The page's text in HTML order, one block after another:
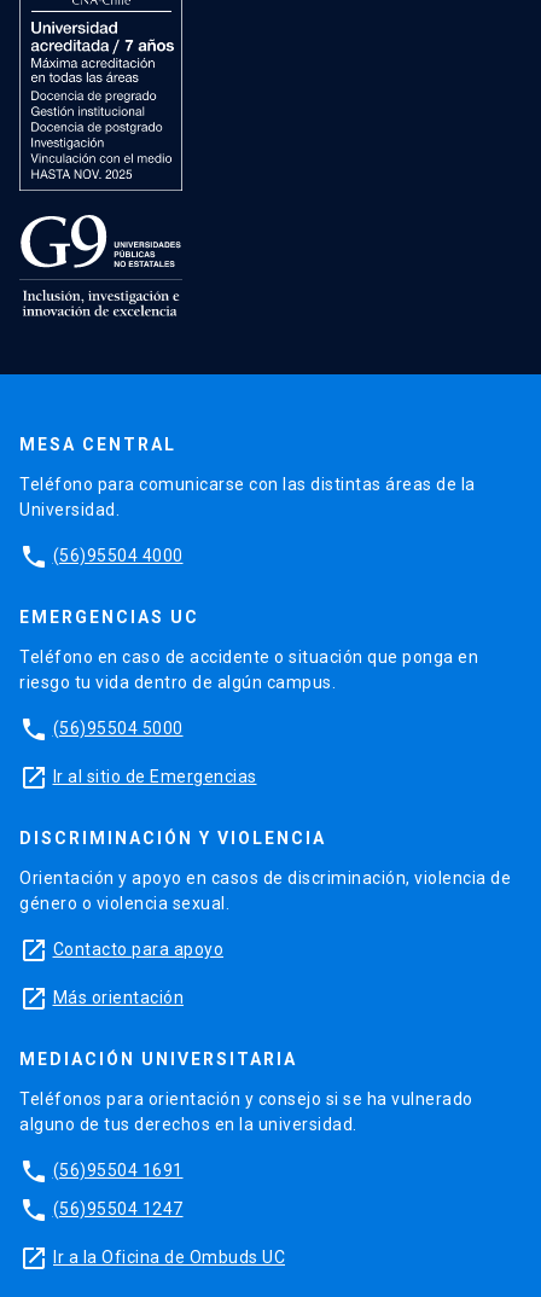
MESA CENTRAL
Teléfono para comunicarse con las distintas áreas de la
Universidad.
phone (56)95504 4000
EMERGENCIAS UC
Teléfono en caso de accidente o situación que ponga en
riesgo tu vida dentro de algún campus.
phone (56)95504 5000
launch Ir al sitio de Emergencias
DISCRIMINACIÓN Y VIOLENCIA
Orientación y apoyo en casos de discriminación, violencia de
género o violencia sexual.
launch Contacto para apoyo
launch Más orientación
MEDIACIÓN UNIVERSITARIA
Teléfonos para orientación y consejo si se ha vulnerado
alguno de tus derechos en la universidad.
phone (56)95504 1691
phone (56)95504 1247
launch Ir a la Oficina de Ombuds UC